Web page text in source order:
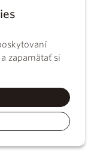
zapamätať si